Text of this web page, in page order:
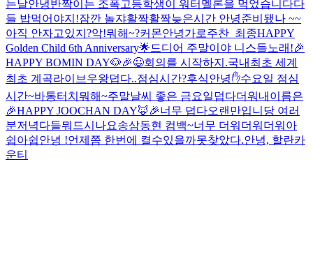
는날안녕반짝이는 조폭고등학생이 워터멜론을 먹었습니다다
들 밥먹어야지!잠깐 놀쟈활짝활짝늦은시간 안녕준비됐나 ~~
아직 안자고있지?악!뭐해~?커몬안녕가로주찬_최종HAPPY
Golden Child 6th Anniversary🌟드디어 주말이야 니스들노래!🎉
HAPPY BOMIN DAY🐶🎉😃회의를 시작하지.국내최초 세계
최초 계곡라이브 우왕덥다..점심시간?후식안녕✋수요일 점심
시간~바통터치 뭐해~주말날씨 좋은 금요일덥다더워 내이름은
🎉HAPPY JOOCHAN DAY🦊🎉너무 덥다오랜만입니당 여러
분저녁다들뭐드시나요송삼동현 컴백~너무 더워더워더워 아
쉽아쉽안녕 !언제쯤 한번에 켤수있을까못찾았다.안녕, 할란카
운티